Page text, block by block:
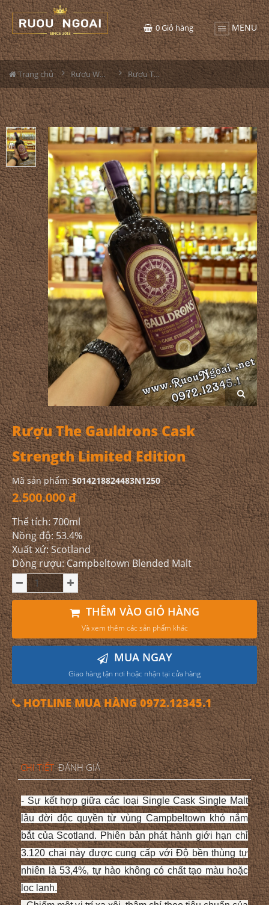
MENU
0Giỏ hàng
Trang chủ Rượu Whisky Rượu The Gauldrons Cask Strength Limited Edition
Rượu The Gauldrons Cask
Strength Limited Edition
Mã sản phẩm:5014218824483N1250
2.500.000 đ
Thể tích: 700ml
Nồng độ: 53.4%
Xuất xứ: Scotland
Dòng rượu: Campbeltown Blended Malt
THÊM VÀO GIỎ HÀNG
Và xem thêm các sản phẩm khác
MUA NGAY
Giao hàng tận nơi hoặc nhận tại cửa hàng
HOTLINE MUA HÀNG 0972.12345.1
CHI TIẾT ĐÁNH GIÁ
- Sự kết hợp giữa các loại Single Cask Single Malt
lâu đời độc quyền từ vùng Campbeltown khó nắm
bắt của Scotland. Phiên bản phát hành giới hạn chỉ
3.120 chai này được cung cấp với Độ bền thùng tự
nhiên là 53,4%, tự hào không có chất tạo màu hoặc
lọc lạnh.